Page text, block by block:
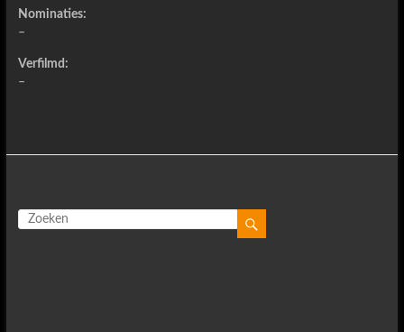
Nominaties:
–
Verfilmd:
–